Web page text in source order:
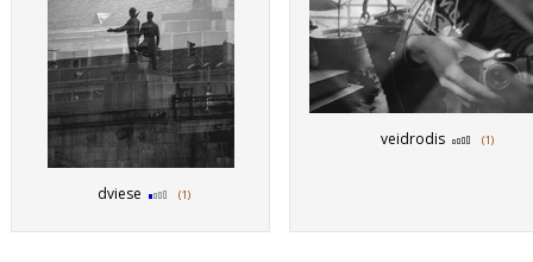
dviese (1)
veidrodis (1)